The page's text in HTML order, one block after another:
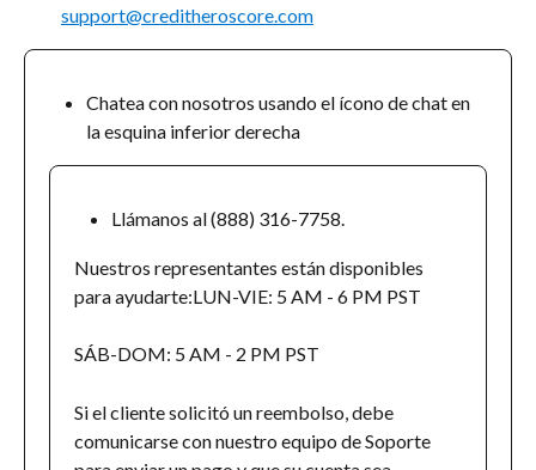
support@creditheroscore.com
Chatea con nosotros usando el ícono de chat en
la esquina inferior derecha
Llámanos al (888) 316-7758.
Nuestros representantes están disponibles
para ayudarte:LUN-VIE: 5 AM - 6 PM PST
SÁB-DOM: 5 AM - 2 PM PST
Si el cliente solicitó un reembolso, debe
comunicarse con nuestro equipo de Soporte